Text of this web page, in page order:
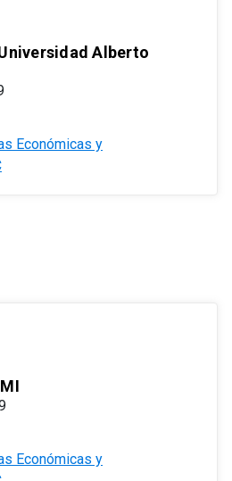
Alberto
Económicas y
Económicas y